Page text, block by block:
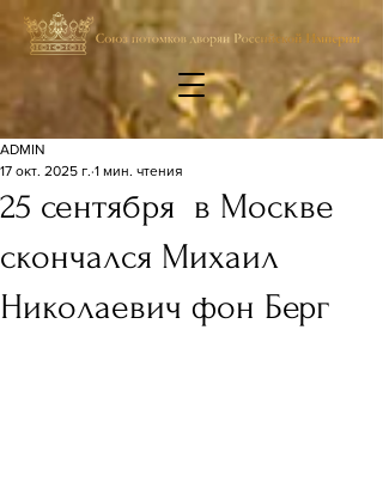
25 сентября в Москве
скончался Михаил
Николаевич фон Берг
ADMIN
17 окт. 2025 г. 1 мин. чтения